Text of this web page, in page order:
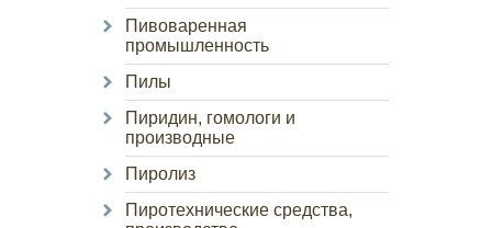
Пивоваренная
промышленность
Пилы
Пиридин, гомологи и
производные
Пиролиз
Пиротехнические средства,